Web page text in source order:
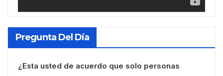
Pregunta Del Día
¿Esta usted de acuerdo que solo personas